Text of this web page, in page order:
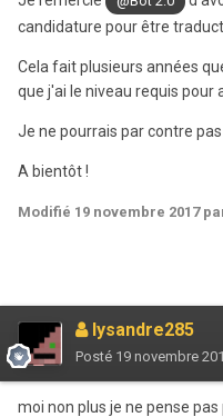
candidature pour être
Cela fait plusieurs années
que j'ai le niveau requis pour
Je ne pourrais par contre pas
A bientôt !
Modifié 19 novembre 2017
lysandre285
Posté 19 novembre
moi non plus je ne pense